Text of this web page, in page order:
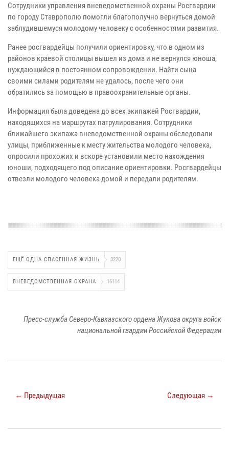
Сотрудники управления вневедомственной охраны Росгвардии
по городу Ставрополю помогли благополучно вернуться домой
заблудившемуся молодому человеку с особенностями развития.
Ранее росгвардейцы получили ориентировку, что в одном из
районов краевой столицы вышел из дома и не вернулся юноша,
нуждающийся в постоянном сопровождении. Найти сына
своими силами родителям не удалось, после чего они
обратились за помощью в правоохранительные органы.
Информация была доведена до всех экипажей Росгвардии,
находящихся на маршрутах патрулирования. Сотрудники
ближайшего экипажа вневедомственной охраны обследовали
улицы, приближенные к месту жительства молодого человека,
опросили прохожих и вскоре установили место нахождения
юноши, подходящего под описание ориентировки. Росгвардейцы
отвезли молодого человека домой и передали родителям.
ЕЩЁ ОДНА СПАСЕННАЯ ЖИЗНЬ 3220
ВНЕВЕДОМСТВЕННАЯ ОХРАНА 16114
Пресс-служба Северо-Кавказского ордена Жукова округа войск
национальной гвардии Российской Федерации
← Предыдущая Следующая →